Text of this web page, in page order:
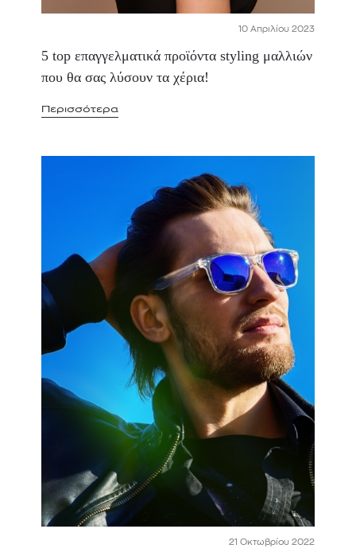
10 Απριλίου 2023
5 top επαγγελματικά προϊόντα styling μαλλιών
που θα σας λύσουν τα χέρια!
Περισσότερα
21 Οκτωβρίου 2022